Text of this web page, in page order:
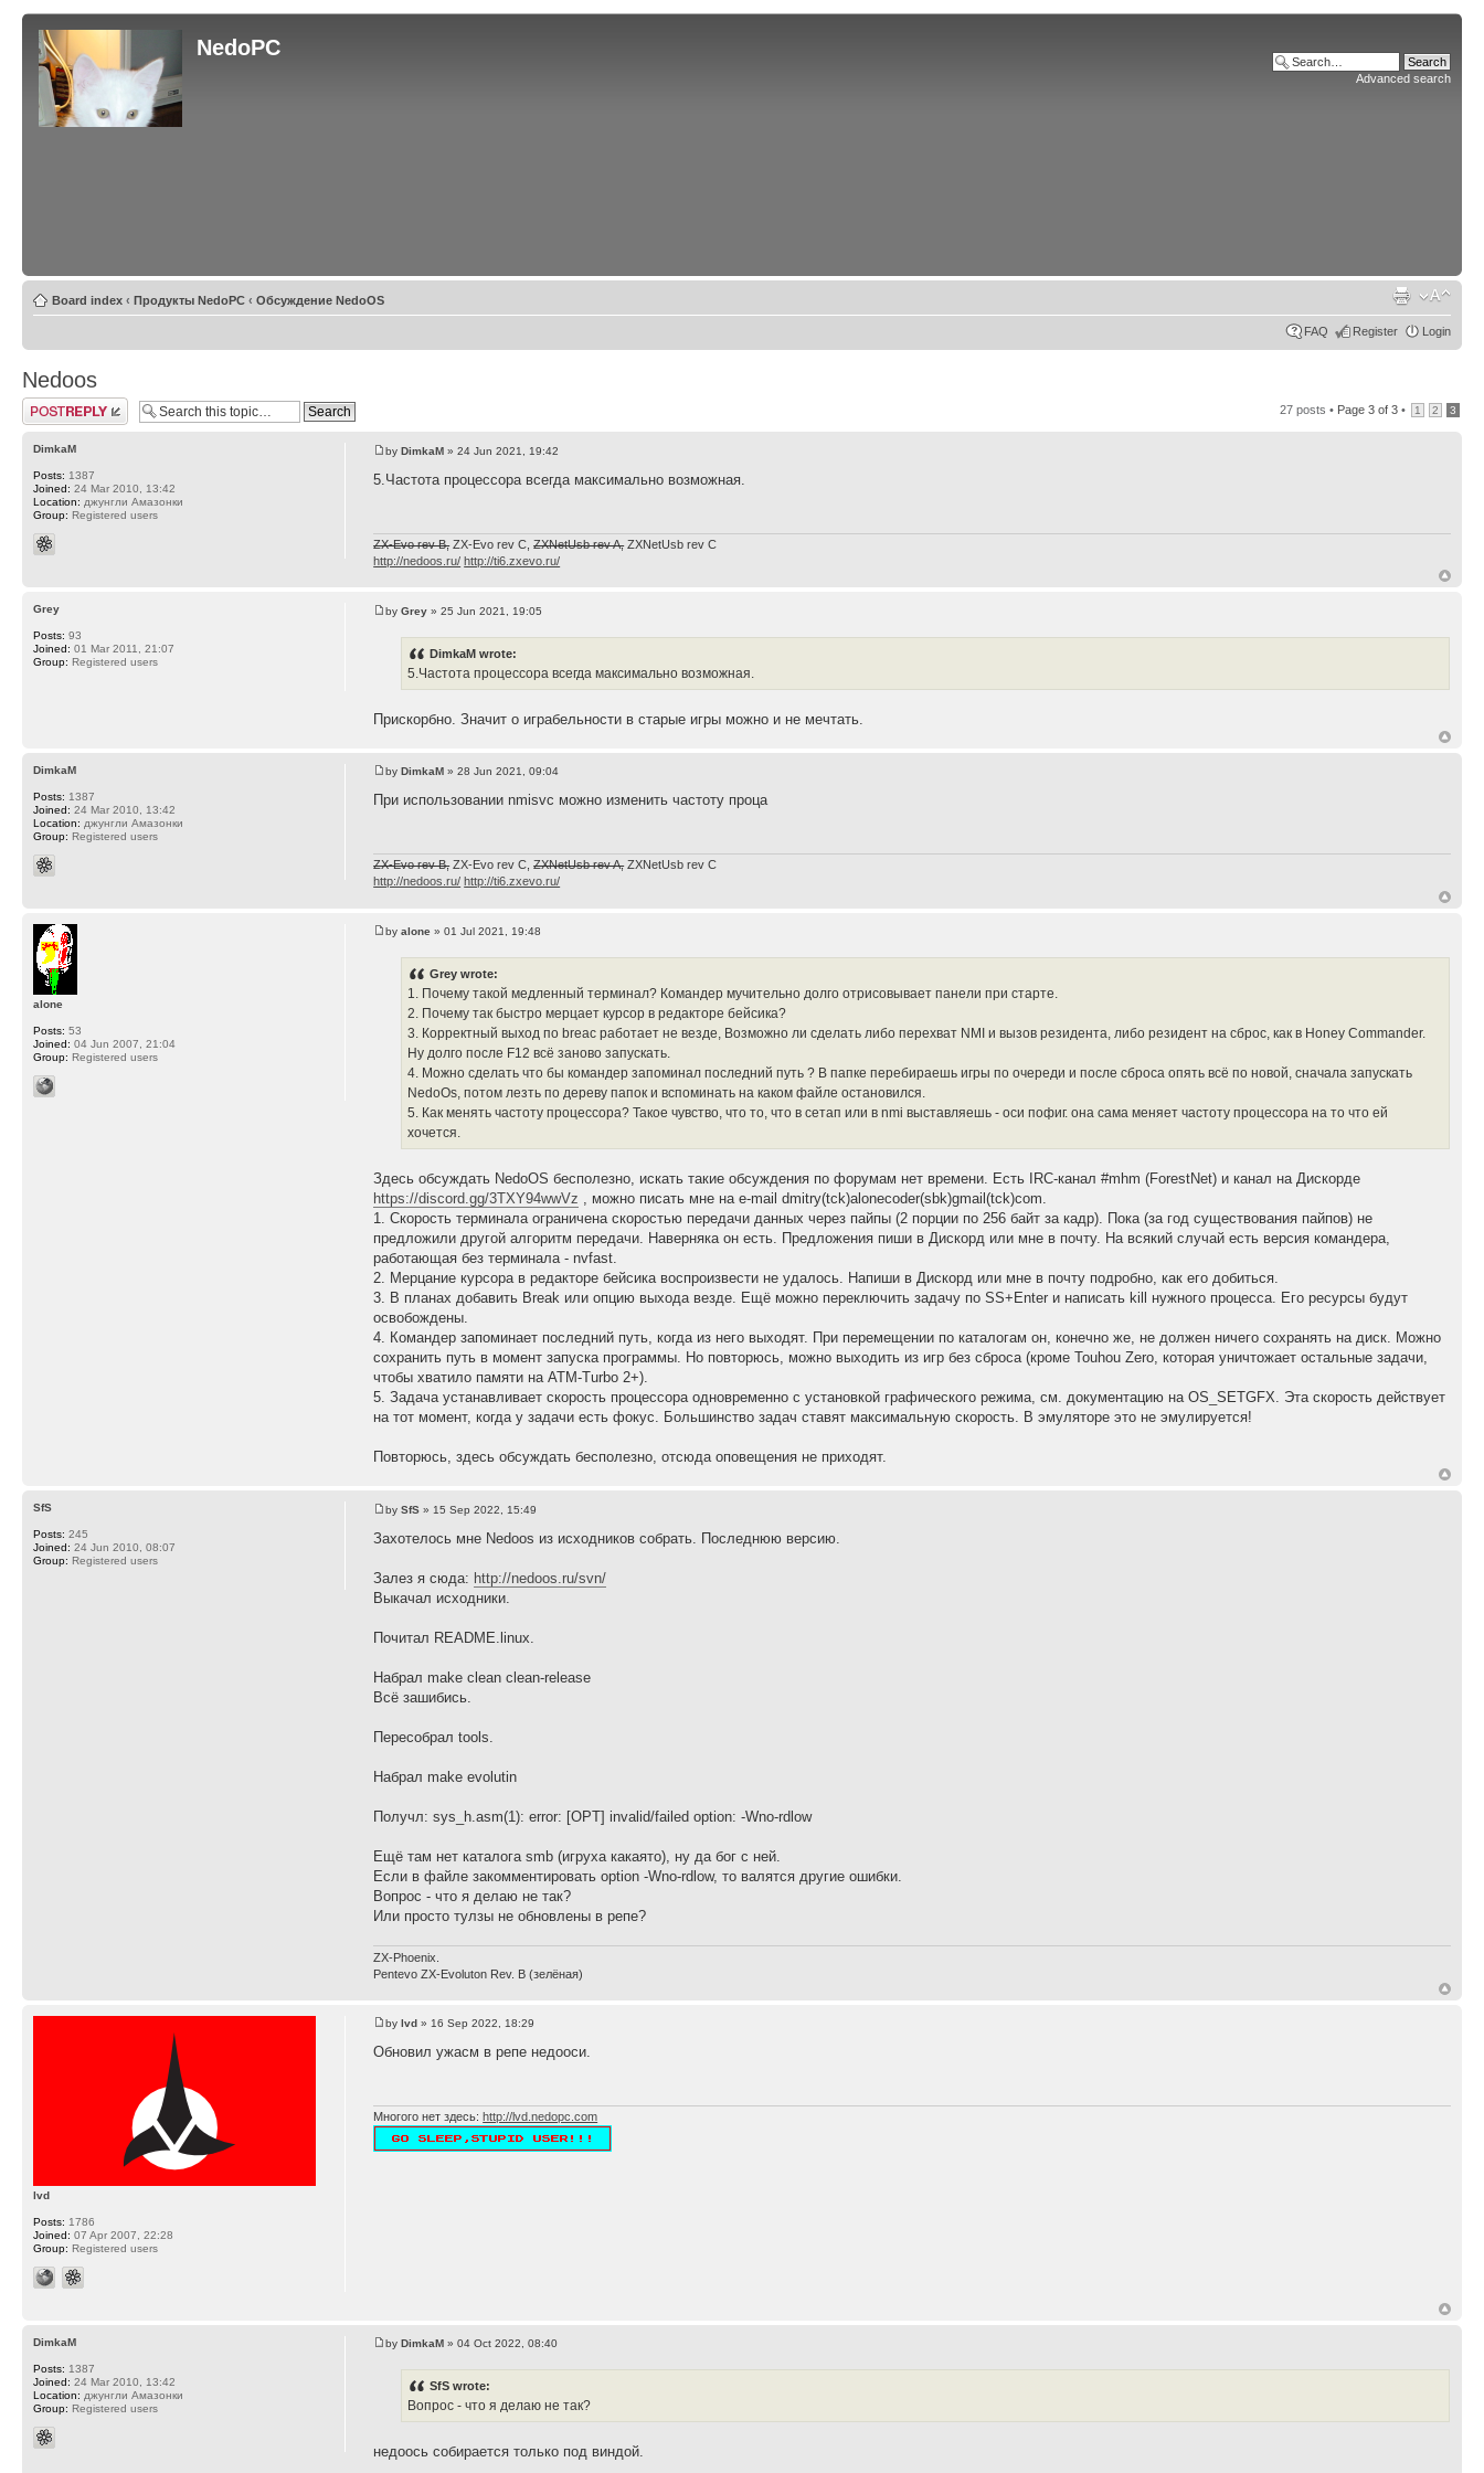
NedoPC
Advanced search
Board index ‹ Продукты NedoPC ‹ Обсуждение NedoOS
FAQ Register Login
Nedoos
Post a reply 27 posts • Page 3 of 3 • 1 2 3
byDimkaM » 24 Jun 2021, 19:42
5.Частота процессора всегда максимально возможная.
ZX-Evo rev B,ZX-Evo rev C,ZXNetUsb rev A,ZXNetUsb rev С
http://nedoos.ru/ http://ti6.zxevo.ru/
DimkaM
Posts: 1387
Joined: 24 Mar 2010, 13:42
Location: джунгли Амазонки
Group: Registered users
byGrey » 25 Jun 2021, 19:05
DimkaM wrote:
5.Частота процессора всегда максимально возможная.
Прискорбно. Значит о играбельности в старые игры можно и не мечтать.
Grey
Posts: 93
Joined: 01 Mar 2011, 21:07
Group: Registered users
byDimkaM » 28 Jun 2021, 09:04
При использовании nmisvc можно изменить частоту проца
ZX-Evo rev B,ZX-Evo rev C,ZXNetUsb rev A,ZXNetUsb rev С
http://nedoos.ru/ http://ti6.zxevo.ru/
DimkaM
Posts: 1387
Joined: 24 Mar 2010, 13:42
Location: джунгли Амазонки
Group: Registered users
byalone » 01 Jul 2021, 19:48
Grey wrote:
1. Почему такой медленный терминал? Командер мучительно долго отрисовывает панели при старте.
2. Почему так быстро мерцает курсор в редакторе бейсика?
3. Корректный выход по breac работает не везде, Возможно ли сделать либо перехват NMI и вызов резидента, либо резидент на сброс, как в Honey Commander.
Ну долго после F12 всё заново запускать.
4. Можно сделать что бы командер запоминал последний путь ? В папке перебираешь игры по очереди и после сброса опять всё по новой, сначала запускать
NedoOs, потом лезть по дереву папок и вспоминать на каком файле остановился.
5. Как менять частоту процессора? Такое чувство, что то, что в сетап или в nmi выставляешь - оси пофиг. она сама меняет частоту процессора на то что ей
хочется.
Здесь обсуждать NedoOS бесполезно, искать такие обсуждения по форумам нет времени. Есть IRC-канал #mhm (ForestNet) и канал на Дискорде
https://discord.gg/3TXY94wwVz , можно писать мне на e-mail dmitry(tck)alonecoder(sbk)gmail(tck)com.
1. Скорость терминала ограничена скоростью передачи данных через пайпы (2 порции по 256 байт за кадр). Пока (за год существования пайпов) не
предложили другой алгоритм передачи. Наверняка он есть. Предложения пиши в Дискорд или мне в почту. На всякий случай есть версия командера,
работающая без терминала - nvfast.
2. Мерцание курсора в редакторе бейсика воспроизвести не удалось. Напиши в Дискорд или мне в почту подробно, как его добиться.
3. В планах добавить Break или опцию выхода везде. Ещё можно переключить задачу по SS+Enter и написать kill нужного процесса. Его ресурсы будут
освобождены.
4. Командер запоминает последний путь, когда из него выходят. При перемещении по каталогам он, конечно же, не должен ничего сохранять на диск. Можно
сохранить путь в момент запуска программы. Но повторюсь, можно выходить из игр без сброса (кроме Touhou Zero, которая уничтожает остальные задачи,
чтобы хватило памяти на ATM-Turbo 2+).
5. Задача устанавливает скорость процессора одновременно с установкой графического режима, см. документацию на OS_SETGFX. Эта скорость действует
на тот момент, когда у задачи есть фокус. Большинство задач ставят максимальную скорость. В эмуляторе это не эмулируется!
Повторюсь, здесь обсуждать бесполезно, отсюда оповещения не приходят.
alone
Posts: 53
Joined: 04 Jun 2007, 21:04
Group: Registered users
bySfS » 15 Sep 2022, 15:49
Захотелось мне Nedoos из исходников собрать. Последнюю версию.
Залез я сюда: http://nedoos.ru/svn/
Выкачал исходники.
Почитал README.linux.
Набрал make clean clean-release
Всё зашибись.
Пересобрал tools.
Набрал make evolutin
Получл: sys_h.asm(1): error: [OPT] invalid/failed option: -Wno-rdlow
Ещё там нет каталога smb (игруха какаято), ну да бог с ней.
Если в файле закомментировать option -Wno-rdlow, то валятся другие ошибки.
Вопрос - что я делаю не так?
Или просто тулзы не обновлены в репе?
ZX-Phoenix.
Pentevo ZX-Evoluton Rev. B (зелёная)
SfS
Posts: 245
Joined: 24 Jun 2010, 08:07
Group: Registered users
bylvd » 16 Sep 2022, 18:29
Обновил ужасм в репе недооси.
Многого нет здесь:http://lvd.nedopc.com
lvd
Posts: 1786
Joined: 07 Apr 2007, 22:28
Group: Registered users
byDimkaM » 04 Oct 2022, 08:40
SfS wrote:
Вопрос - что я делаю не так?
недоось собирается только под виндой.
DimkaM
Posts: 1387
Joined: 24 Mar 2010, 13:42
Location: джунгли Амазонки
Group: Registered users